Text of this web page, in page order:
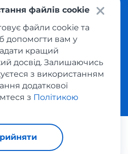
Всі права захищені
оферта
сервісом викупу товарів
файлів cookie
файли cookie та
допомогти вам у
кращий
досвід. Залишаючись
з використанням
додаткової
з Політикою